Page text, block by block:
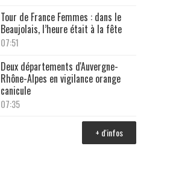
Tour de France Femmes : dans le
Beaujolais, l’heure était à la fête
07:51
Deux départements d'Auvergne-
Rhône-Alpes en vigilance orange
canicule
07:35
+ d'infos